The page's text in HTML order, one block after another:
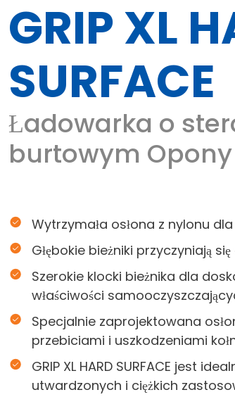
GRIP XL
SURFACE
Ładowarka o
burtowym Opony
Wytrzymała osłona z nylonu
Głębokie bieżniki przyczyniają
Szerokie klocki bieżnika dla
właściwości
Specjalnie zaprojektowana
przebiciami i uszkodzeniami
GRIP XL HARD SURFACE jest
utwardzonych i ciężkich